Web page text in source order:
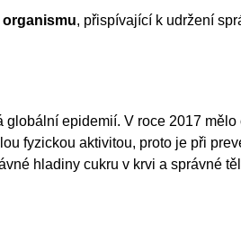
, přispívající k udržení
epidemií. V roce 2017
fyzickou aktivitou, proto je při
hladiny cukru v krvi a správné